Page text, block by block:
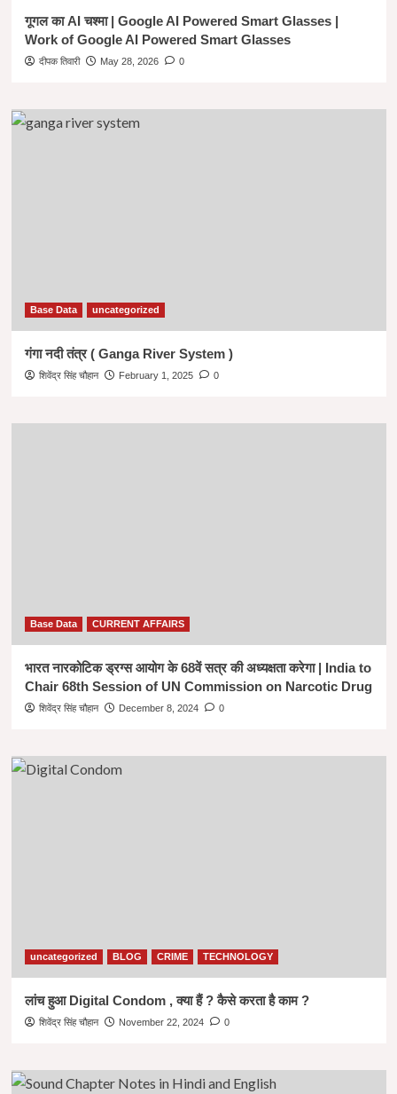
गूगल का AI चश्मा | Google AI Powered Smart Glasses |
Work of Google AI Powered Smart Glasses
दीपक तिवारी May 28, 2026 0
Base Data uncategorized
गंगा नदी तंत्र ( Ganga River System )
शिवेंद्र सिंह चौहान February 1, 2025 0
Base Data CURRENT AFFAIRS
भारत नारकोटिक ड्रग्स आयोग के 68वें सत्र की अध्यक्षता करेगा | India to
Chair 68th Session of UN Commission on Narcotic Drug
शिवेंद्र सिंह चौहान December 8, 2024 0
uncategorized BLOG CRIME TECHNOLOGY
लांच हुआ Digital Condom , क्या हैं ? कैसे करता है काम ?
शिवेंद्र सिंह चौहान November 22, 2024 0